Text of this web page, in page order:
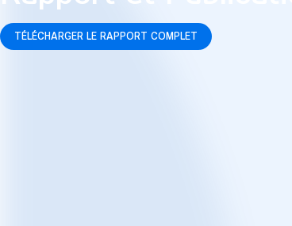
TÉLÉCHARGER LE RAPPORT COMPLET